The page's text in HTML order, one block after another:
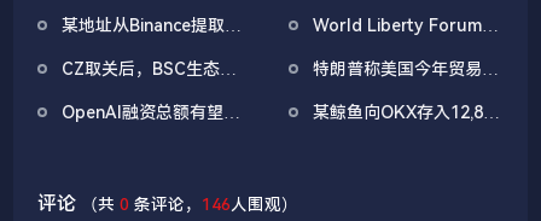
问题会议
某地址从Binance提取
722万美元
World Liberty Forum政
总
CZ取关后，BSC生态项
活动推文
特朗普称美国今年贸易逆
OpenAI融资总额有望突
某鲸鱼向OKX存入12,840
评论 （共0 条评论， 146人围观）